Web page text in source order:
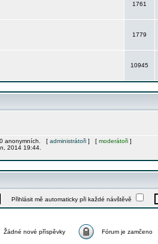
1761
1779
10945
0 anonymních. [ administrátoři ] [ moderátoři ]
2014 19:44.
Přihlásit mě automaticky při každé návštěvě
Žádné nové příspěvky Fórum je zamčeno